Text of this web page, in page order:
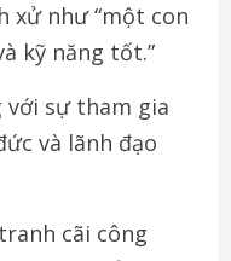
xử như “một con
kỹ năng tốt.”
với sự tham gia
và lãnh đạo
cãi công